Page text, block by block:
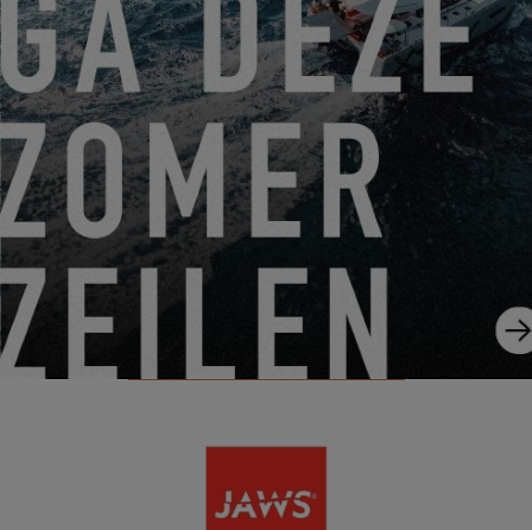
BOLLÉ
Damit Ihnen kein Blick auf den Horizont entgeht, geht Excess
Catamarans eine Partnerschaft mit Bollé ein, dem französischen
Experten für Sportoptik, damit jede Fahrt genauso schön
anzusehen wie zu erleben ist.